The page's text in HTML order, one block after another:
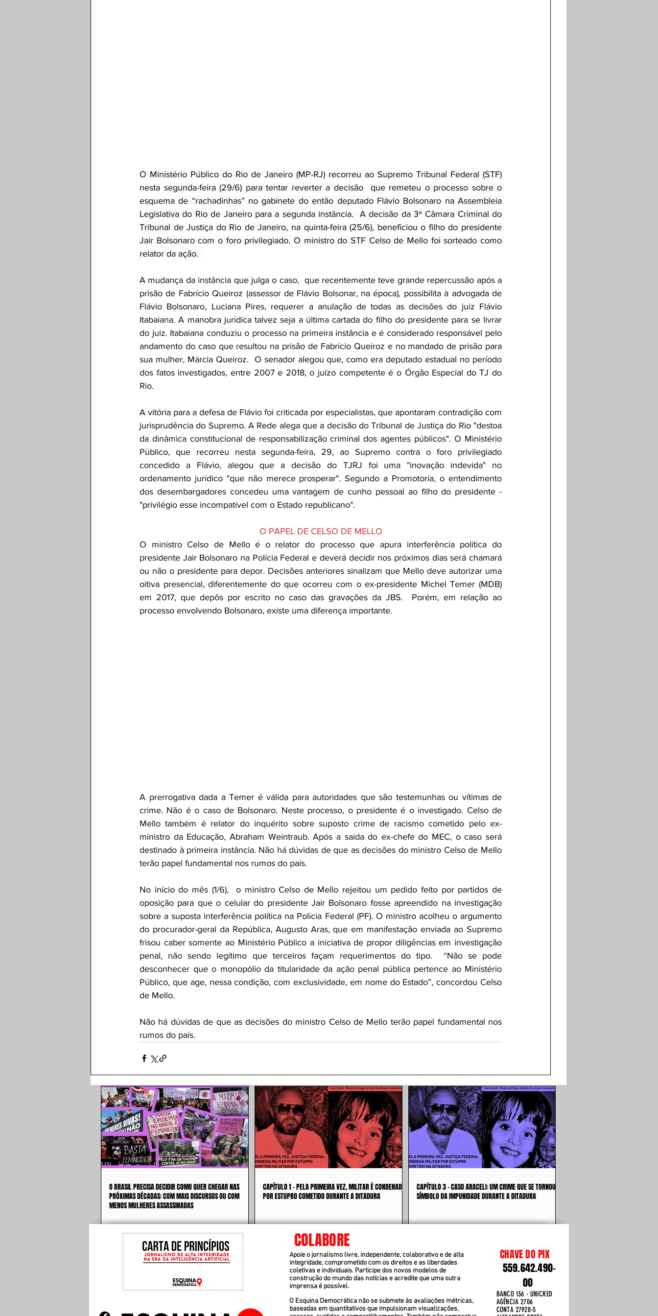
O Ministério Público do Rio de Janeiro (MP-RJ) recorreu ao Supremo Tribunal Federal (STF)
nesta segunda-feira (29/6) para tentar reverter a decisão  que remeteu o processo sobre o
esquema de “rachadinhas” no gabinete do então deputado Flávio Bolsonaro na Assembleia
Legislativa do Rio de Janeiro para a segunda instância.  A decisão da 3ª Câmara Criminal do
Tribunal de Justiça do Rio de Janeiro, na quinta-feira (25/6), beneficiou o filho do presidente
Jair Bolsonaro com o foro privilegiado. O ministro do STF Celso de Mello foi sorteado como
relator da ação.
A mudança da instância que julga o caso,  que recentemente teve grande repercussão após a
prisão de Fabrício Queiroz (assessor de Flávio Bolsonar, na época), possibilita à advogada de
Flávio Bolsonaro, Luciana Pires, requerer a anulação de todas as decisões do juiz Flávio
Itabaiana. A manobra jurídica talvez seja a última cartada do filho do presidente para se livrar
do juiz. Itabaiana conduziu o processo na primeira instância e é considerado responsável pelo
andamento do caso que resultou na prisão de Fabrício Queiroz e no mandado de prisão para
sua mulher, Márcia Queiroz.  O senador alegou que, como era deputado estadual no período
dos fatos investigados, entre 2007 e 2018, o juízo competente é o Órgão Especial do TJ do
Rio.
A vitória para a defesa de Flávio foi criticada por especialistas, que apontaram contradição com
jurisprudência do Supremo. A Rede alega que a decisão do Tribunal de Justiça do Rio "destoa
da dinâmica constitucional de responsabilização criminal dos agentes públicos". O Ministério
Público, que recorreu nesta segunda-feira, 29, ao Supremo contra o foro privilegiado
concedido a Flávio, alegou que a decisão do TJRJ foi uma "inovação indevida" no
ordenamento jurídico "que não merece prosperar". Segundo a Promotoria, o entendimento
dos desembargadores concedeu uma vantagem de cunho pessoal ao filho do presidente -
"privilégio esse incompatível com o Estado republicano".
O PAPEL DE CELSO DE MELLO
O ministro Celso de Mello é o relator do processo que apura interferência política do
presidente Jair Bolsonaro na Polícia Federal e deverá decidir nos próximos dias será chamará
ou não o presidente para depor. Decisões anteriores sinalizam que Mello deve autorizar uma
oitiva presencial, diferentemente do que ocorreu com o ex-presidente Michel Temer (MDB)
em 2017, que depôs por escrito no caso das gravações da JBS.  Porém, em relação ao
processo envolvendo Bolsonaro, existe uma diferença importante.
A prerrogativa dada a Temer é válida para autoridades que são testemunhas ou vítimas de
crime. Não é o caso de Bolsonaro. Neste processo, o presidente é o investigado. Celso de
Mello também é relator do inquérito sobre suposto crime de racismo cometido pelo ex-
ministro da Educação, Abraham Weintraub. Após a saída do ex-chefe do MEC, o caso será
destinado à primeira instância. Não há dúvidas de que as decisões do ministro Celso de Mello
terão papel fundamental nos rumos do país.
No início do mês (1/6),  o ministro Celso de Mello rejeitou um pedido feito por partidos de
oposição para que o celular do presidente Jair Bolsonaro fosse apreendido na investigação
sobre a suposta interferência política na Polícia Federal (PF). O ministro acolheu o argumento
do procurador-geral da República, Augusto Aras, que em manifestação enviada ao Supremo
frisou caber somente ao Ministério Público a iniciativa de propor diligências em investigação
penal, não sendo legítimo que terceiros façam requerimentos do tipo.  “Não se pode
desconhecer que o monopólio da titularidade da ação penal pública pertence ao Ministério
Público, que age, nessa condição, com exclusividade, em nome do Estado”, concordou Celso
de Mello.
Não há dúvidas de que as decisões do ministro Celso de Mello terão papel fundamental nos
rumos do país.
O BRASIL PRECISA DECIDIR COMO QUER CHEGAR NAS
PRÓXIMAS DÉCADAS: COM MAIS DISCURSOS OU COM
MENOS MULHERES ASSASSINADAS
CAPÍTULO 1 - PELA PRIMEIRA VEZ, MILITAR É CONDENADO
POR ESTUPRO COMETIDO DURANTE A DITADURA
CAPÍTULO 3 - CASO ARACELI: UM CRIME QUE SE TORNOU
SÍMBOLO DA IMPUNIDADE DURANTE A DITADURA
COLABORE
Apoie o jornalismo livre, independente, colaborativo e de alta
integridade, comprometido com os direitos e as liberdades
coletivas e individuais. Participe dos novos modelos de
construção do mundo das notícias e acredite que uma outra
imprensa é possível.
O Esquina Democrática não se submete às avaliações métricas,
baseadas em quantitativos que impulsionam visualizações,
CHAVE DO PIX
559.642.490-
00
BANCO 136 - UNICRED
AGÊNCIA 2706
CONTA 27928-5